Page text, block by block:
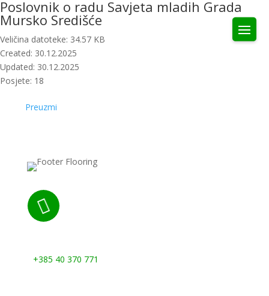
Poslovnik o radu Savjeta mladih Grada
Mursko Središće
Veličina datoteke: 34.57 KB
Created: 30.12.2025
Updated: 30.12.2025
Posjete: 18
Preuzmi

+385 40 370 771